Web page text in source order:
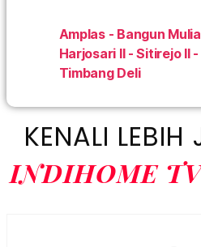
Amplas - Bangun
Harjosari II - Sitirejo II
Timbang Deli
KENALI LEBIH
INDIHOME TV